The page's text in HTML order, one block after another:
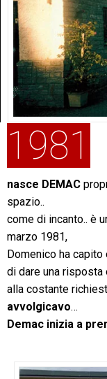
1981
nasce DEMAC
spazio..
come di incanto.. è
marzo 1981,
Domenico ha
di dare una risposta
alla costante
avvolgicavo…
Demac inizia a